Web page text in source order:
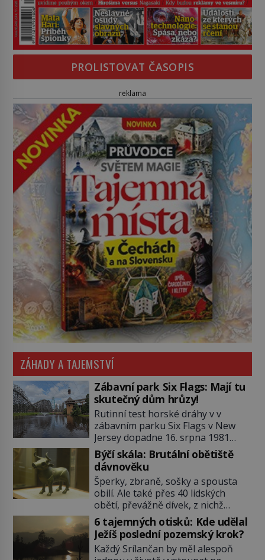
PROLISTOVAT ČASOPIS
reklama
ZÁHADY A TAJEMSTVÍ
Zábavní park Six Flags: Mají tu
skutečný dům hrůzy!
Rutinní test horské dráhy v v
zábavním parku Six Flags v New
Jersey dopadne 16. srpna 1981
katastrofou. 20letý technik Scott
Tyler se zřítí na zem! Zranění jsou
neslučitelná se životem. „Nepoužil
bezpečnostní zábranu,“ osvětlí
smrtelnou nehodu tiskový mluvčí
parku a vyšetřovatelé mu dávají za
pravdu: „Atrakce je v pořádku.“ A
pak přijde srpen roku […]
Býčí skála: Brutální obětiště
dávnověku
Šperky, zbraně, sošky a spousta
obilí. Ale také přes 40 lidských
obětí, převážně dívek, z nichž
některým rozetnou hlavu a
useknou končetiny. To je slavný
halštatský pohřeb. V Evropě
nevídaný objev, který dodnes
6 tajemných otisků: Kde udělal
Ježíš poslední pozemský krok?
Každý Srílančan by měl alespoň